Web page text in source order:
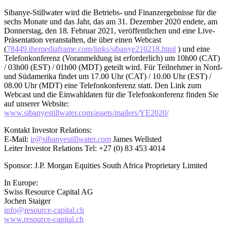
Sibanye-Stillwater wird die Betriebs- und Finanzergebnisse für die
sechs Monate und das Jahr, das am 31. Dezember 2020 endete, am
Donnerstag, den 18. Februar 2021, veröffentlichen und eine Live-
Präsentation veranstalten, die über einen Webcast
(78449.themediaframe.com/links/sibanye210218.html ) und eine
Telefonkonferenz (Voranmeldung ist erforderlich) um 10h00 (CAT)
/ 03h00 (EST) / 01h00 (MDT) geteilt wird. Für Teilnehmer in Nord-
und Südamerika findet um 17.00 Uhr (CAT) / 10.00 Uhr (EST) /
08.00 Uhr (MDT) eine Telefonkonferenz statt. Den Link zum
Webcast und die Einwahldaten für die Telefonkonferenz finden Sie
auf unserer Website:
www.sibanyestillwater.com/assets/mailers/YE2020/
Kontakt Investor Relations:
E-Mail: ir@sibanyestillwater.com James Wellsted
Leiter Investor Relations Tel: +27 (0) 83 453 4014
Sponsor: J.P. Morgan Equities South Africa Proprietary Limited
In Europe:
Swiss Resource Capital AG
Jochen Staiger
info@resource-capital.ch
www.resource-capital.ch